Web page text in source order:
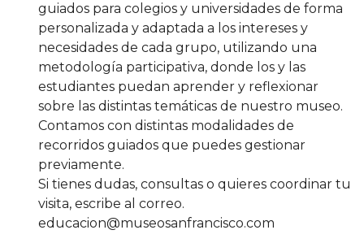
guiados para colegios y universidades de forma
personalizada y adaptada a los intereses y
necesidades de cada grupo, utilizando una
metodología participativa, donde los y las
estudiantes puedan aprender y reflexionar
sobre las distintas temáticas de nuestro museo.
Contamos con distintas modalidades de
recorridos guiados que puedes gestionar
previamente.
Si tienes dudas, consultas o quieres coordinar tu
visita, escribe al correo.
educacion@museosanfrancisco.com